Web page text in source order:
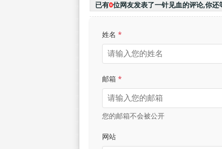
已有0位网友发表了一针见血的评论,你还
姓名 *
邮箱 *
您的邮箱不会被公开
网站